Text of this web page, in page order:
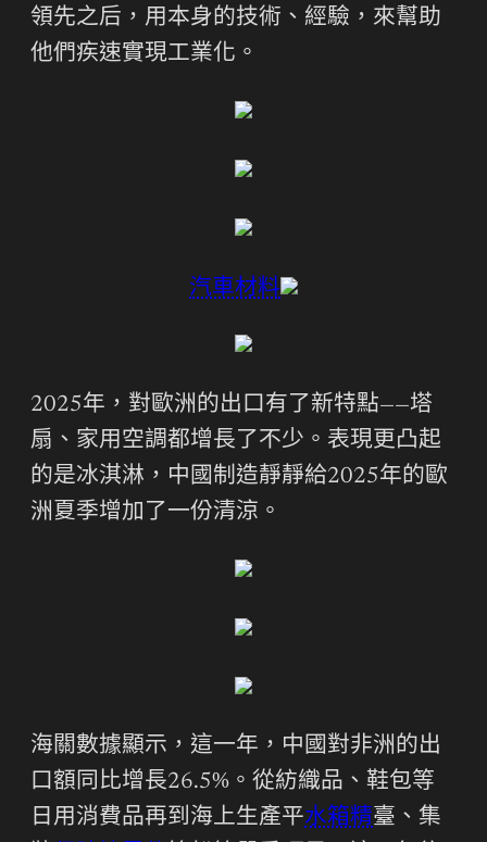
領先之后，用本身的技術、經驗，來幫助
他們疾速實現工業化。
汽車材料
2025年，對歐洲的出口有了新特點——塔
扇、家用空調都增長了不少。表現更凸起
的是冰淇淋，中國制造靜靜給2025年的歐
洲夏季增加了一份清涼。
海關數據顯示，這一年，中國對非洲的出
口額同比增長26.5%。從紡織品、鞋包等
日用消費品再到海上生產平水箱精臺、集